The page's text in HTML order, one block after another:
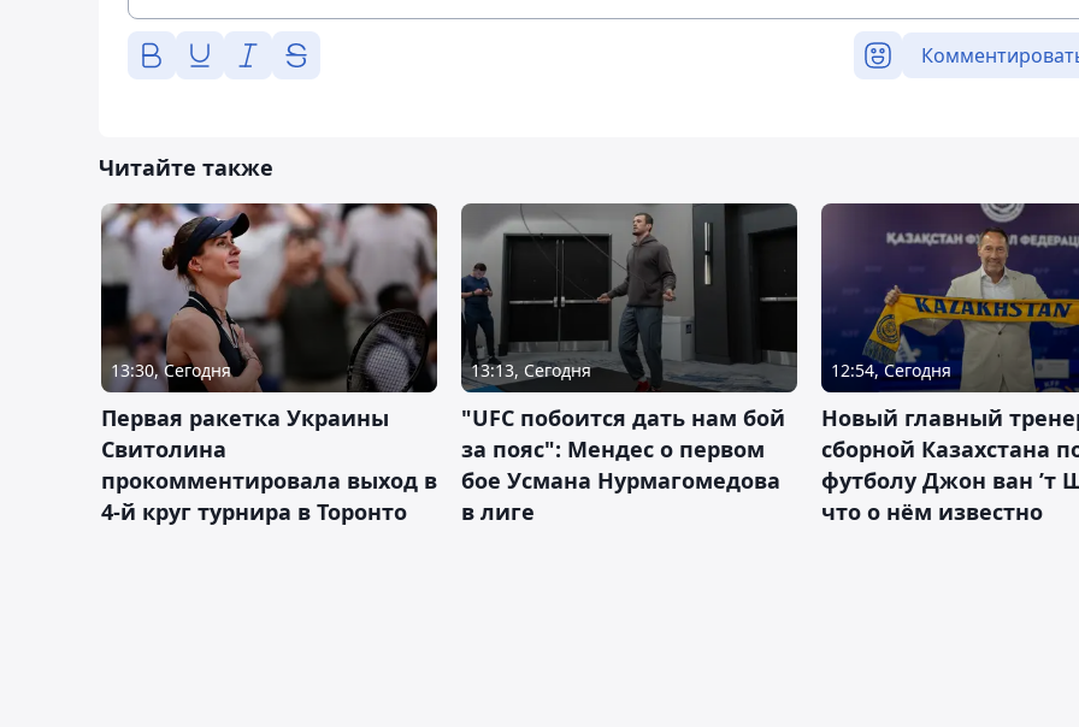
Читайте также
13:30, Сегодня
Первая ракетка Украины
Свитолина
прокомментировала выход в
4-й круг турнира в Торонто
13:13, Сегодня
"UFC побоится дать нам бой
за пояс": Мендес о первом
бое Усмана Нурмагомедова
в лиге
12:54, Сегодня
Новый главный
сборной Казахстана
футболу Джон ван ’т
что о нём известно